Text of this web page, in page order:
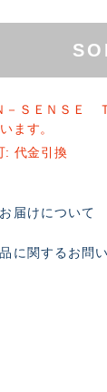
ー問屋から
き傷が付いて
－ＳＥＮＳＥ
ます。
: 代金引換
届けについて
に関するお問